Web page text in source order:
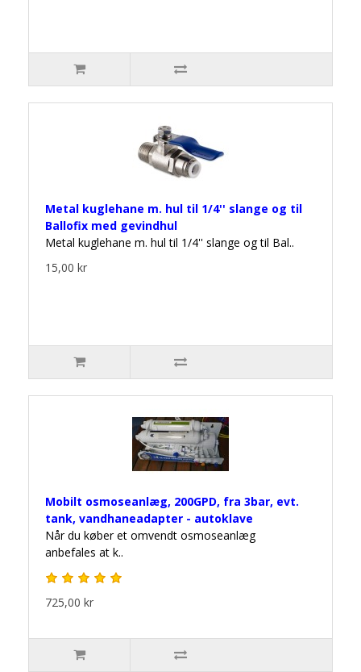
Metal kuglehane m. hul til 1/4'' slange og til
Ballofix med gevindhul
Metal kuglehane m. hul til 1/4'' slange og til Bal..
15,00 kr
Mobilt osmoseanlæg, 200GPD, fra 3bar, evt.
tank, vandhaneadapter - autoklave
Når du køber et omvendt osmoseanlæg
anbefales at k..
725,00 kr